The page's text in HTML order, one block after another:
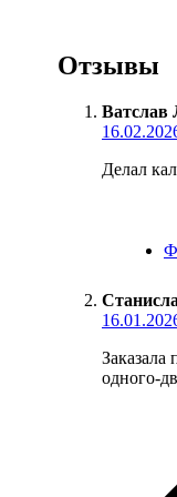
Отзывы
Ватслав
Делал
одного-